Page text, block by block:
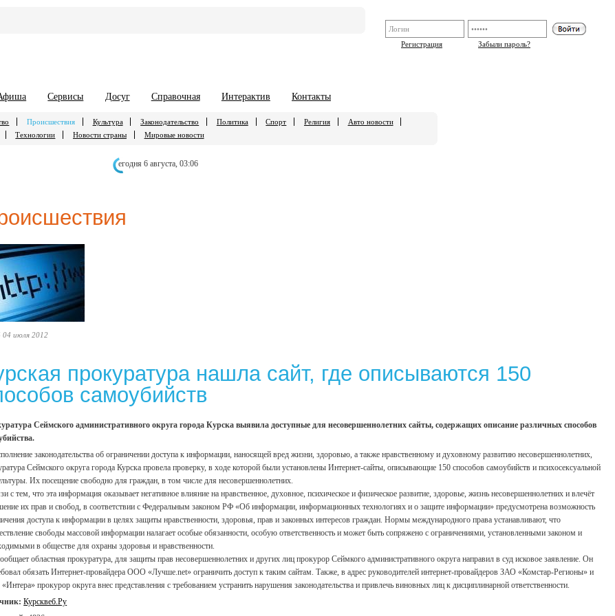
Регистрация
Забыли пароль?
Сервисы Досуг Справочная Интерактив Контакты
Происшествия Культура Законодательство Политика Спорт Религия
Авто новости
Технологии Новости страны Мировые новости
егодня 6 августа, 03:06
04 июля 2012
прокуратура нашла сайт, где описываются 150
самоубийств
Сеймского административного округа города Курска выявила доступные для несовершеннолетних сайты, содержащих описание различных способов
законодательства об ограничении доступа к информации, наносящей вред жизни, здоровью, а также нравственному и духовному развитию несовершеннолетних,
Сеймского округа города Курска провела проверку, в ходе которой были установлены Интернет-сайты, описывающие 150 способов самоубийств и психосексуальной
Их посещение свободно для граждан, в том числе для несовершеннолетних.
с тем, что эта информация оказывает негативное влияние на нравственное, духовное, психическое и физическое развитие, здоровье, жизнь несовершеннолетних и влечёт
их прав и свобод, в соответствии с Федеральным законом РФ «Об информации, информационных технологиях и о защите информации» предусмотрена возможность
доступа к информации в целях защиты нравственности, здоровья, прав и законных интересов граждан. Нормы международного права устанавливают, что
свободы массовой информации налагает особые обязанности, особую ответственность и может быть сопряжено с ограничениями, установленными законом и
в обществе для охраны здоровья и нравственности.
областная прокуратура, для защиты прав несовершеннолетних и других лиц прокурор Сеймкого административного округа направил в суд исковое заявление. Он
обязать Интернет-провайдера ООО «Лучше.net» ограничить доступ к таким сайтам. Также, в адрес руководителей интернет-провайдеров ЗАО «Комстар-Регионы» и
прокурор округа внес представления с требованием устранить нарушения законодательства и привлечь виновных лиц к дисциплинарной ответственности.
Курсквеб.Ру